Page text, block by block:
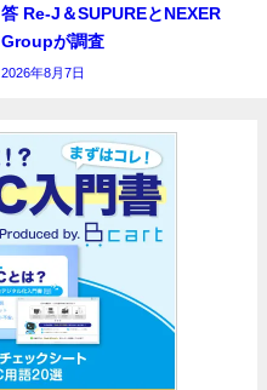
答 Re-J＆SUPUREとNEXER
Groupが調査
2026年8月7日